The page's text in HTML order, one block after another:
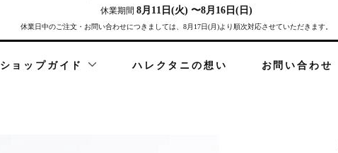
休業期間8月11日(火) 〜8月16日(日)
休業日中のご注文・お問い合わせにつきましては、8月17日(月)より順次対応させていただきます。
ショップガイド ハレクタニの想い お問い合わせ